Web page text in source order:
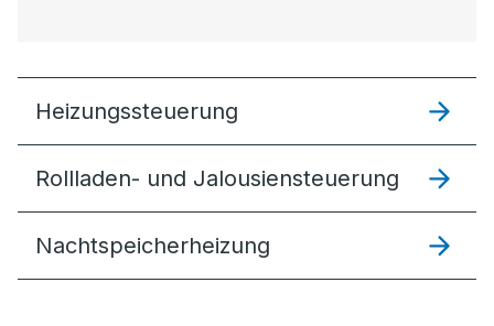
Heizungssteuer­ung
Rollladen- und Jalousiensteuerung
Nachtspeicherheizung